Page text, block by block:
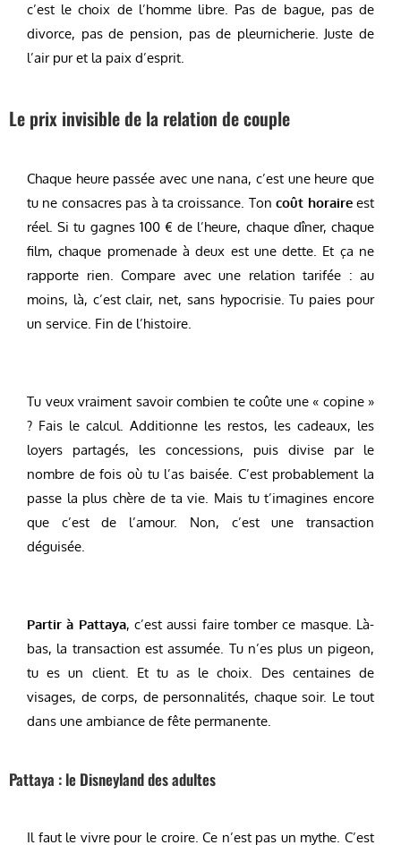
c’est le choix de l’homme libre. Pas de bague, pas de
divorce, pas de pension, pas de pleurnicherie. Juste de
l’air pur et la paix d’esprit.
Le prix invisible de la relation de couple
Chaque heure passée avec une nana, c’est une heure que
tu ne consacres pas à ta croissance. Toncoût horaireest
réel. Si tu gagnes 100 € de l’heure, chaque dîner, chaque
film, chaque promenade à deux est une dette. Et ça ne
rapporte rien. Compare avec une relation tarifée : au
moins, là, c’est clair, net, sans hypocrisie. Tu paies pour
un service. Fin de l’histoire.
Tu veux vraiment savoir combien te coûte une « copine »
? Fais le calcul. Additionne les restos, les cadeaux, les
loyers partagés, les concessions, puis divise par le
nombre de fois où tu l’as baisée. C’est probablement la
passe la plus chère de ta vie. Mais tu t’imagines encore
que c’est de l’amour. Non, c’est une transaction
déguisée.
Partir à Pattaya, c’est aussi faire tomber ce masque. Là-
bas, la transaction est assumée. Tu n’es plus un pigeon,
tu es un client. Et tu as le choix. Des centaines de
visages, de corps, de personnalités, chaque soir. Le tout
dans une ambiance de fête permanente.
Pattaya : le Disneyland des adultes
Il faut le vivre pour le croire. Ce n’est pas un mythe. C’est